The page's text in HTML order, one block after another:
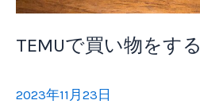
レ
シ
TEMUで買い物をする
2023年11月23日